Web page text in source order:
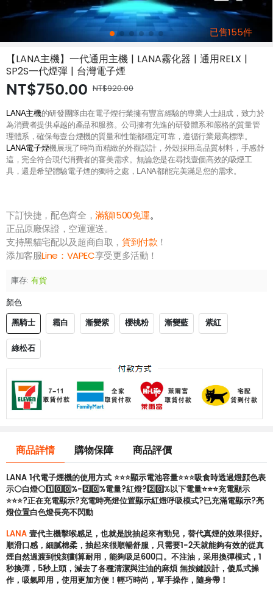
已售155件
【LANA主機】一代通用主機 | LANA霧化器 | 通用RELX |
SP2S一代煙彈 | 台灣電子煙
NT$750.00 NT$920.00
LANA主機的研發團隊由在電子煙行業擁有豐富經驗的專業人士組成，致力於
為消費者提供卓越的產品和服務。公司擁有先進的研發體系和嚴格的質量管
理體系，確保每壹台煙機的質量和性能都穩定可靠，遵循行業最高標準。
LANA電子煙機展現了時尚而精緻的外觀設計，外殼採用高品質材料，手感舒
這，完全符合現代消費者的審美需求。無論您是在尋找壹個高效的吸煙工
具，還是希望體驗電子煙的獨特之處，LANA都能完美滿足您的需求。
下訂快捷，配色齊全，滿額1500免運。
正品原廠保證，空運運送。
支持黑貓宅配以及超商自取，貨到付款 ！
添加客服Line： VAPEC享受更多活動！
庫存: 有貨
顏色
黑騎士 霜白 漸變紫 櫻桃粉 漸變藍
紫紅
綠松石
商品詳情 購物保障 商品評價
LANA 1代電子煙機的使用方式 ⭐⭐⭐顯示電池容量⭐⭐⭐吸食時透過燈顔色表
示⚪白燈⚪1️⃣0️⃣0️⃣%-2️⃣0️⃣%電量?紅燈?2️⃣0️⃣%以下電量⭐⭐⭐充電顯示
⭐⭐⭐?正在充電顯示?充電時亮燈位置顯示紅燈呼吸模式?已充滿電顯示?亮
燈位置白色燈長亮不閃動
LANA壹代主機擊喉感足，也就是說抽起來有勁兒，替代真煙的效果很好。
順滑口感，細膩棉柔，抽起來很順暢舒服，只需要1-2天就能夠有效的從真
煙自然過渡到悅刻劃算耐用，能夠吸足600口。不注油，采用換彈模式，1
秒換彈，5秒上頭，減去了各種清潔與注油的麻煩 無按鍵設計，傻瓜式操
作，吸氣即用，使用更加方便！輕巧時尚，單手操作，隨身帶！